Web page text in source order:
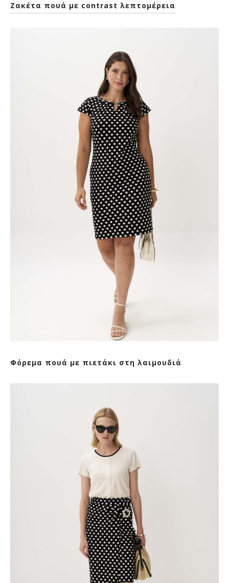
Ζακέτα πουά με contrast λεπτομέρεια
Φόρεμα πουά με πιετάκι στη λαιμουδιά